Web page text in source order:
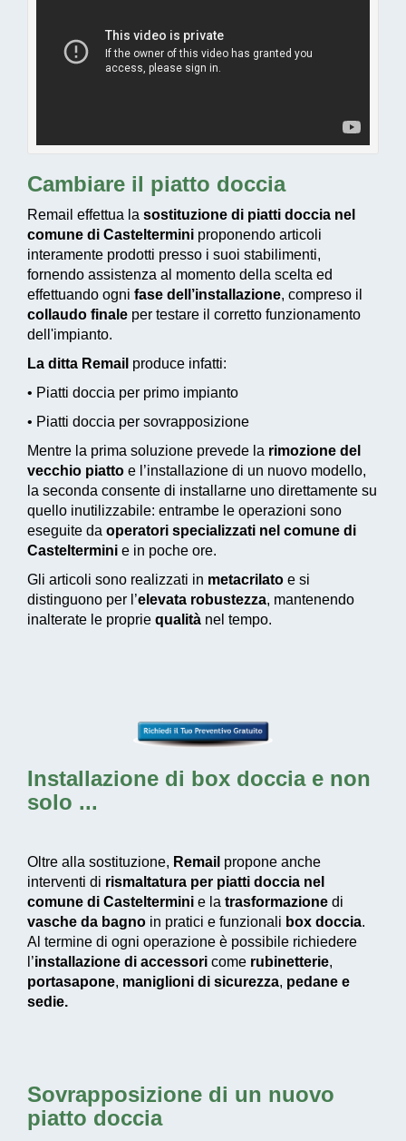
Cambiare il piatto doccia
Remail effettua la sostituzione di piatti doccia nel
comune di Casteltermini proponendo articoli
interamente prodotti presso i suoi stabilimenti,
fornendo assistenza al momento della scelta ed
effettuando ogni fase dell’installazione, compreso il
collaudo finale per testare il corretto funzionamento
dell'impianto.
La ditta Remail produce infatti:
• Piatti doccia per primo impianto
• Piatti doccia per sovrapposizione
Mentre la prima soluzione prevede la rimozione del
vecchio piatto e l’installazione di un nuovo modello,
la seconda consente di installarne uno direttamente su
quello inutilizzabile: entrambe le operazioni sono
eseguite da operatori specializzati nel comune di
Casteltermini e in poche ore.
Gli articoli sono realizzati in metacrilato e si
distinguono per l’elevata robustezza, mantenendo
inalterate le proprie qualità nel tempo.
Installazione di box docciae non
solo ...
Oltre alla sostituzione, Remail propone anche
interventi di rismaltatura per piatti doccia nel
comune di Casteltermini e la trasformazione di
vasche da bagno in pratici e funzionali box doccia.
Al termine di ogni operazione è possibile richiedere
l’installazione di accessori come rubinetterie,
portasapone, maniglioni di sicurezza, pedane e
sedie.
Sovrapposizione di un nuovo
piatto doccia